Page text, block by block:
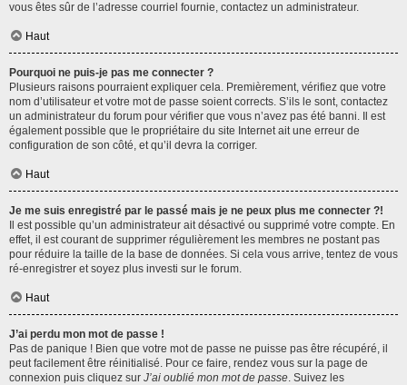
vous êtes sûr de l’adresse courriel fournie, contactez un administrateur.
Haut
Pourquoi ne puis-je pas me connecter ?
Plusieurs raisons pourraient expliquer cela. Premièrement, vérifiez que votre
nom d’utilisateur et votre mot de passe soient corrects. S’ils le sont, contactez
un administrateur du forum pour vérifier que vous n’avez pas été banni. Il est
également possible que le propriétaire du site Internet ait une erreur de
configuration de son côté, et qu’il devra la corriger.
Haut
Je me suis enregistré par le passé mais je ne peux plus me connecter ?!
Il est possible qu’un administrateur ait désactivé ou supprimé votre compte. En
effet, il est courant de supprimer régulièrement les membres ne postant pas
pour réduire la taille de la base de données. Si cela vous arrive, tentez de vous
ré-enregistrer et soyez plus investi sur le forum.
Haut
J’ai perdu mon mot de passe !
Pas de panique ! Bien que votre mot de passe ne puisse pas être récupéré, il
peut facilement être réinitialisé. Pour ce faire, rendez vous sur la page de
connexion puis cliquez sur J’ai oublié mon mot de passe. Suivez les